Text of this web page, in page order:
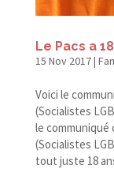
Le Pacs a
15 Nov 2017|
Voici le
(Socialistes
le communiqué
(Socialistes
tout juste 18